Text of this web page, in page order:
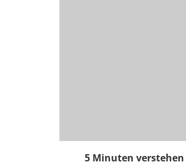
5 Minuten verstehen